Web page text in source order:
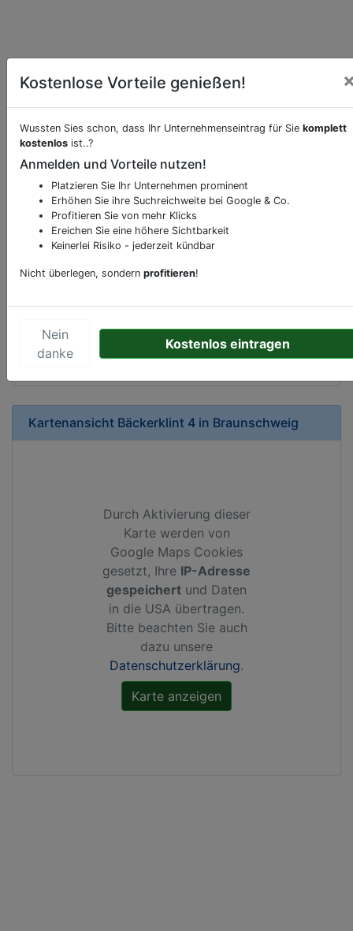
Beschreibung & Services vonFahrradgeschäft-
Fahrradwerkstatt-Fahrradverleih-Fahrradservice
Sie möchten eine Beschreibung, Dienstleistung
oder andere relevante Informationen hinzufügen?
Klicken Sie bittehierum uns zu kontaktieren.
Sonderangebote odere besondere Services, die
Ihr Unternehmen anbietet und womit Sie sich von
Ihren Wettbewerbern abheben.
Kartenansicht Bäckerklint 4 in Braunschweig
Durch Aktivierung dieser
Karte werden von
Google Maps Cookies
gesetzt, Ihre IP-Adresse
gespeichert und Daten
in die USA übertragen.
Bitte beachten Sie auch
dazu unsere
Datenschutzerklärung.
Kostenlose Vorteile genießen!
Wussten Sies schon, dass Ihr Unternehmenseintrag für Sie komplett
kostenlos ist..?
Anmelden und Vorteile nutzen!
Platzieren Sie Ihr Unternehmen prominent
Erhöhen Sie ihre Suchreichweite bei Google & Co.
Profitieren Sie von mehr Klicks
Ereichen Sie eine höhere Sichtbarkeit
Keinerlei Risiko - jederzeit kündbar
Nicht überlegen, sondern profitieren!
Nein
danke
Kostenlos eintragen